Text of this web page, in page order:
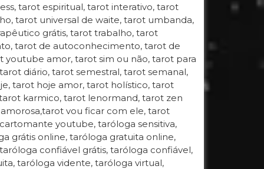
tarot espiritual, tarot interativo, tarot
tarot universal de waite, tarot umbanda,
grátis, tarot trabalho, tarot
tarot de autoconhecimento, tarot de
amor, tarot sim ou não, tarot para
diário, tarot semestral, tarot semanal,
tarot hoje amor, tarot holístico, tarot
karmico, tarot lenormand, tarot zen
vou ficar com ele, tarot
youtube, taróloga sensitiva,
grátis online, taróloga gratuita online,
confiável grátis, taróloga confiável,
taróloga vidente, taróloga virtual,